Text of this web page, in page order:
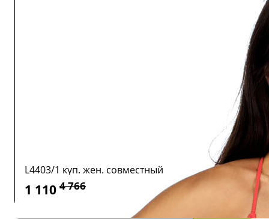
L4403/1 куп. жен. совместный
1 110 4 766